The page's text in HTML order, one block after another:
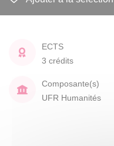
ECTS
3 crédits
Composante(s)
UFR Humanités